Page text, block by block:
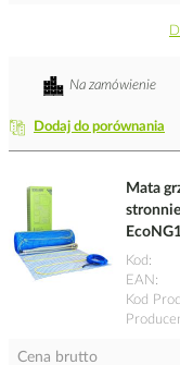
Dodaj do porównania
Na zamówienie
Mata
Kod
EAN
Kod
Cena brutto